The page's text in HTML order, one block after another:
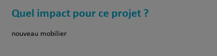
Quel impact pour ce projet ?
nouveau mobilier